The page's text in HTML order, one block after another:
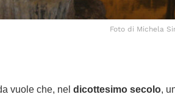
Foto di Michela
vuole che, nel dicottesimo secolo,